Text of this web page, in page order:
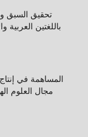
تحقيق السبق
باللغتين العربية
المساهمة في
مجال العلوم